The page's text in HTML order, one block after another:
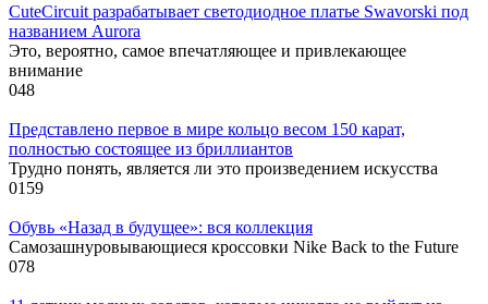
CuteCircuit разрабатывает светодиодное платье Swavorski под
названием Aurora
Это, вероятно, самое впечатляющее и привлекающее
внимание
048
Представлено первое в мире кольцо весом 150 карат,
полностью состоящее из бриллиантов
Трудно понять, является ли это произведением искусства
0159
Обувь «Назад в будущее»: вся коллекция
Самозашнуровывающиеся кроссовки Nike Back to the Future
078